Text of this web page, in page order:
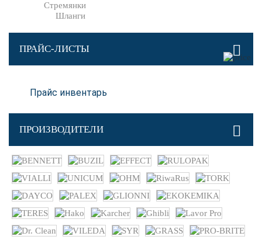
Стремянки
Шланги
ПРАЙС-ЛИСТЫ
Прайс инвентарь
ПРОИЗВОДИТЕЛИ